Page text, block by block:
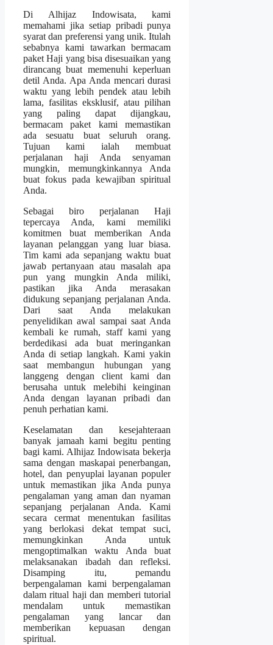
Di Alhijaz Indowisata, kami
memahami jika setiap pribadi punya
syarat dan preferensi yang unik. Itulah
sebabnya kami tawarkan bermacam
paket Haji yang bisa disesuaikan yang
dirancang buat memenuhi keperluan
detil Anda. Apa Anda mencari durasi
waktu yang lebih pendek atau lebih
lama, fasilitas eksklusif, atau pilihan
yang paling dapat dijangkau,
bermacam paket kami memastikan
ada sesuatu buat seluruh orang.
Tujuan kami ialah membuat
perjalanan haji Anda senyaman
mungkin, memungkinkannya Anda
buat fokus pada kewajiban spiritual
Anda.
Sebagai biro perjalanan Haji
tepercaya Anda, kami memiliki
komitmen buat memberikan Anda
layanan pelanggan yang luar biasa.
Tim kami ada sepanjang waktu buat
jawab pertanyaan atau masalah apa
pun yang mungkin Anda miliki,
pastikan jika Anda merasakan
didukung sepanjang perjalanan Anda.
Dari saat Anda melakukan
penyelidikan awal sampai saat Anda
kembali ke rumah, staff kami yang
berdedikasi ada buat meringankan
Anda di setiap langkah. Kami yakin
saat membangun hubungan yang
langgeng dengan client kami dan
berusaha untuk melebihi keinginan
Anda dengan layanan pribadi dan
penuh perhatian kami.
Keselamatan dan kesejahteraan
banyak jamaah kami begitu penting
bagi kami. Alhijaz Indowisata bekerja
sama dengan maskapai penerbangan,
hotel, dan penyuplai layanan populer
untuk memastikan jika Anda punya
pengalaman yang aman dan nyaman
sepanjang perjalanan Anda. Kami
secara cermat menentukan fasilitas
yang berlokasi dekat tempat suci,
memungkinkan Anda untuk
mengoptimalkan waktu Anda buat
melaksanakan ibadah dan refleksi.
Disamping itu, pemandu
berpengalaman kami berpengalaman
dalam ritual haji dan memberi tutorial
mendalam untuk memastikan
pengalaman yang lancar dan
memberikan kepuasan dengan
spiritual.